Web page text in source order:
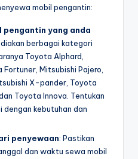
mobil pengantin:
yang anda
berbagai kategori
Toyota Alphard,
Mitsubishi Pajero,
X-pander, Toyota
Toyota Innova. Tentukan
dengan kebutuhan dan
penyewaan: Pastikan
dan waktu sewa mobil